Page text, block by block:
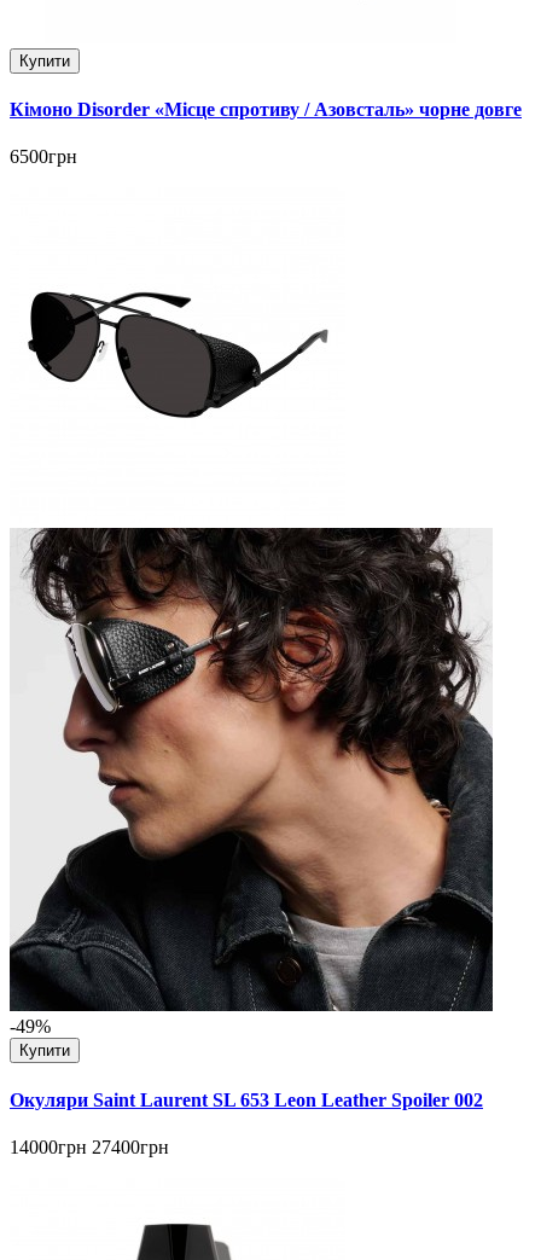
Купити
Кімоно Disorder «Місце спротиву / Азовсталь» чорне довге
6500грн
-49%
Купити
Окуляри Saint Laurent SL 653 Leon Leather Spoiler 002
14000грн 27400грн